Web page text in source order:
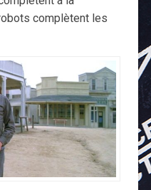
complètent les